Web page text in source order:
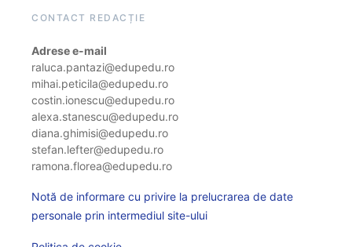
CONTACT REDACȚIE
Adrese e-mail
raluca.pantazi@edupedu.ro
mihai.peticila@edupedu.ro
costin.ionescu@edupedu.ro
alexa.stanescu@edupedu.ro
diana.ghimisi@edupedu.ro
stefan.lefter@edupedu.ro
ramona.florea@edupedu.ro
Notă de informare cu privire la prelucrarea de date
personale prin intermediul site-ului